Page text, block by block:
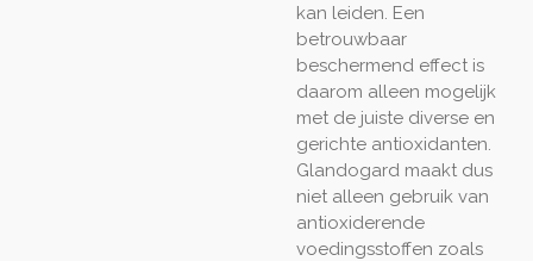
kan leiden. Een
betrouwbaar
beschermend effect is
daarom alleen mogelijk
met de juiste diverse en
gerichte antioxidanten.
Glandogard maakt dus
niet alleen gebruik van
antioxiderende
voedingsstoffen zoals